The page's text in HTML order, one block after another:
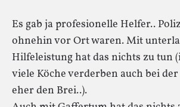
Es gab ja profesionelle Helfer..
ohnehin vor Ort waren. Mit
Hilfeleistung hat das nichts zu tun
viele Köche verderben auch bei
eher den Brei..).